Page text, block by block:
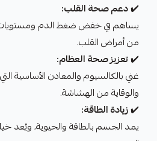
✔️دعم صحة القلب:
يساهم في خفض ضغط الدم ومستويات
من أمراض القلب.
✔️تعزيز صحة العظام:
غني بالكالسيوم والمعادن الأساسية
والوقاية من الهشاشة.
✔️زيادة الطاقة:
يمد الجسم بالطاقة والحيوية، ويُعد خيارًا